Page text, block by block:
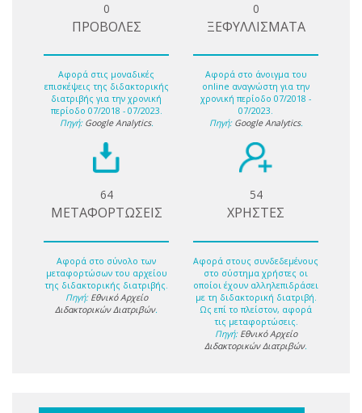
0
ΠΡΟΒΟΛΕΣ
Αφορά στις μοναδικές
επισκέψεις της διδακτορικής
διατριβής για την χρονική
περίοδο 07/2018 - 07/2023.
Πηγή: Google Analytics.
0
ΞΕΦΥΛΛΙΣΜΑΤΑ
Αφορά στο άνοιγμα του
online αναγνώστη για την
χρονική περίοδο 07/2018 -
07/2023.
Πηγή: Google Analytics.
64
ΜΕΤΑΦΟΡΤΩΣΕΙΣ
Αφορά στο σύνολο των
μεταφορτώσων του αρχείου
της διδακτορικής διατριβής.
Πηγή: Εθνικό Αρχείο
Διδακτορικών Διατριβών.
54
ΧΡΗΣΤΕΣ
Αφορά στους συνδεδεμένους
στο σύστημα χρήστες οι
οποίοι έχουν αλληλεπιδράσει
με τη διδακτορική διατριβή.
Ως επί το πλείστον, αφορά
τις μεταφορτώσεις.
Πηγή: Εθνικό Αρχείο
Διδακτορικών Διατριβών.